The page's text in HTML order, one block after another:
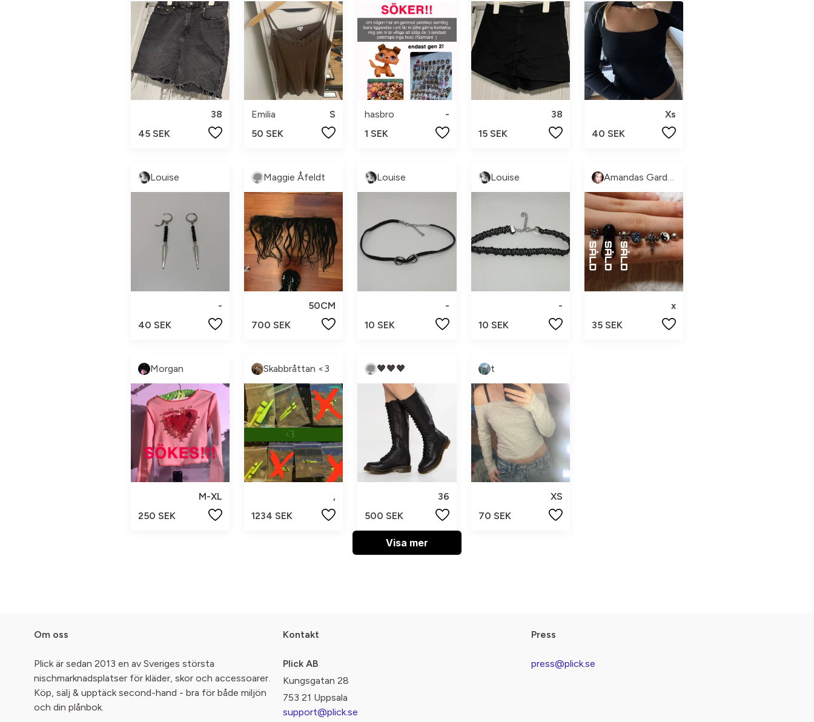
38
45 SEK
Emilia
S
50 SEK
hasbro
-
1 SEK
38
15 SEK
Xs
40 SEK
Louise
-
40 SEK
Maggie Åfeldt
50CM
700 SEK
Louise
-
10 SEK
Louise
-
10 SEK
Amandas Garderob
x
35 SEK
Morgan
M-XL
250 SEK
Skabbråttan <3
,
1234 SEK
🖤🖤🖤
36
500 SEK
t
XS
70 SEK
Visa mer
Om oss
Plick är sedan 2013 en av Sveriges största
nischmarknadsplatser för kläder, skor och accessoarer.
Köp, sälj & upptäck second-hand - bra för både miljön
och din plånbok.
Kontakt
Plick AB
Kungsgatan 28
753 21 Uppsala
support@plick.se
Press
press@plick.se